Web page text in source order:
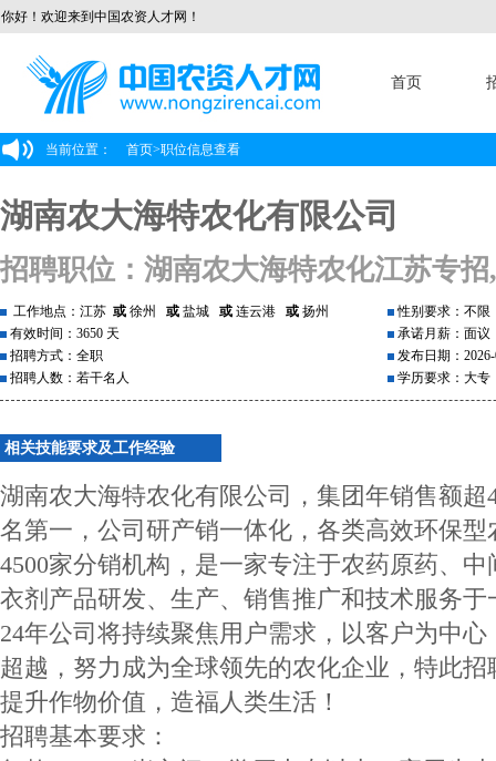
你好！欢迎来到中国农资人才网！
首页
当前位置： 首页>职位信息查看
湖南农大海特农化有限公司
招聘职位：湖南农大海特农化江苏专
工作地点：江苏 或 徐州 或 盐城 或 连云港 或 扬州
有效时间：3650 天
招聘方式：全职
招聘人数：若干名人
性别要求：不限
承诺月薪：面议
发布日期：
学历要求：大专
相关技能要求及工作经验
湖南农大海特农化有限公司，集团年销售额
名第一，公司研产销一体化，各类高效环保
4500家分销机构，是一家专注于农药原药、
衣剂产品研发、生产、销售推广和技术服务
24年公司将持续聚焦用户需求，以客户为中
超越，努力成为全球领先的农化企业，特此
提升作物价值，造福人类生活！
招聘基本要求：